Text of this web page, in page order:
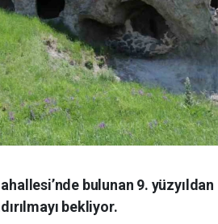
bulunan 9. yüzyıldan
bekliyor.